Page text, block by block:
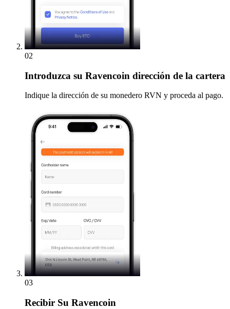
02
Introduzca su Ravencoin dirección de la cartera
Indique la dirección de su monedero RVN y proceda al pago.
03
Recibir Su Ravencoin